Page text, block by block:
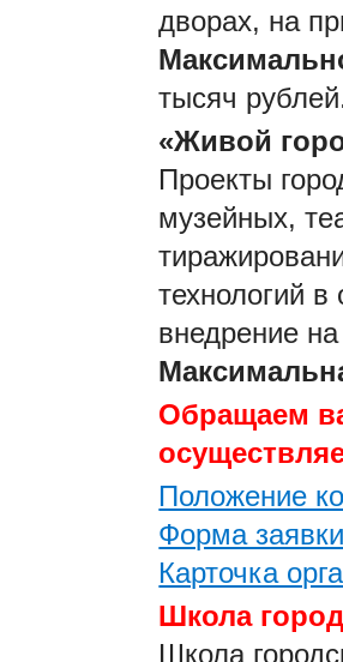
дворах, на
тысяч
«Живой
Проекты
музейных,
технологий
внедрение
Обращаем
Положение
Форма
Карточка
Школа
Школа